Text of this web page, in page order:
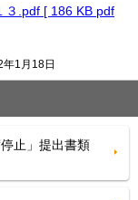
３.pdf [ 186 KB pdf
1月18日
止」提出書類